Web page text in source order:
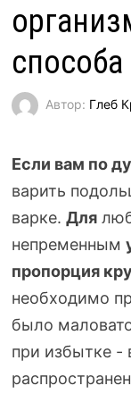
Автор: Глеб
Если вам по
варить
варке. Для
непременным
пропорция
необходимо
было
при избытке -